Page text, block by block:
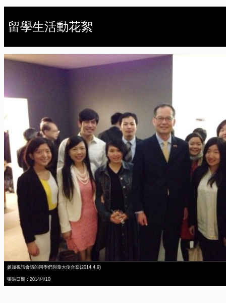
留學生活動花絮
參加視訊會議的同學們與章大使合影(2014.4.9)
張貼日期：2014/4/10